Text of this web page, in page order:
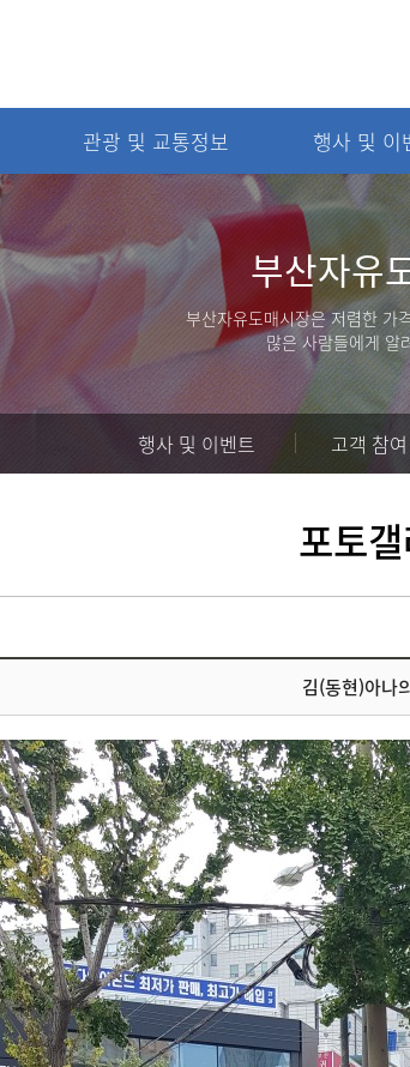
관광 및 교통정보 행사 및 이
관광 및 교통정보
부산관광정보
숙박정보
맛집정보
부산자유
부산자유도매시장은 저렴한 가
많은 사람들에게 알
행사 및 이벤트 고객 참
포토
김(동현)아나